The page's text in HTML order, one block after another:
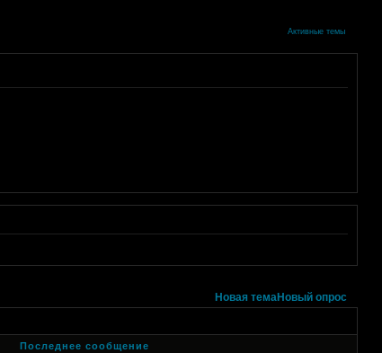
Активные темы
Новая темаНовый опрос
Последнее сообщение